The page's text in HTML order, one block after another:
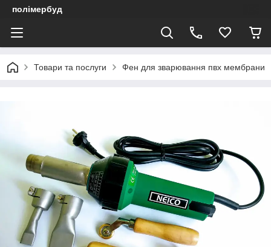
полімербуд
Товари та послуги Фен для зварювання пвх мембрани